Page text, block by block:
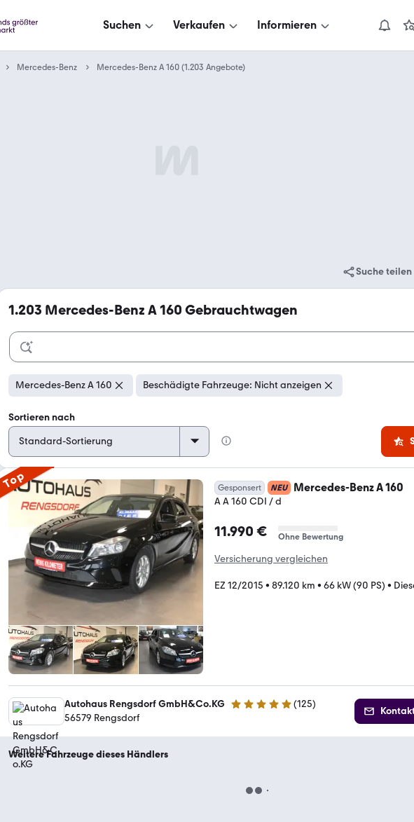
Suchen Verkaufen Informieren
Mercedes-Benz Mercedes-Benz A 160 (1.203 Angebote)
Suche teilen
1.203 Mercedes-Benz A 160 Gebrauchtwagen
Mercedes-Benz A 160 Beschädigte Fahrzeuge: Nicht anzeigen
Sortieren nach
Top Gesponsert NEU Mercedes-Benz A 160
A A 160 CDI / d
11.990 € Ohne Bewertung
Versicherung vergleichen
EZ 12/2015 • 89.120 km • 66 kW (90 PS) •
Autohaus Rengsdorf GmbH&Co.KG 4.9 Sterne (125)
56579 Rengsdorf
Weitere Fahrzeuge dieses Händlers